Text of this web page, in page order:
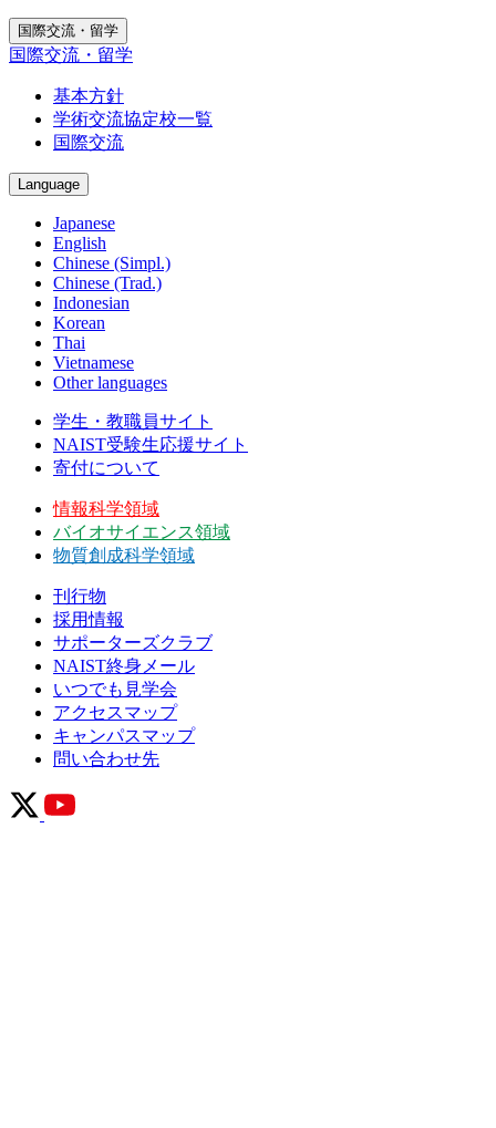
国際交流・留学
国際交流・留学
基本方針
学術交流協定校一覧
国際交流
Language
Japanese
English
Chinese (Simpl.)
Chinese (Trad.)
Indonesian
Korean
Thai
Vietnamese
Other languages
学生・教職員サイト
NAIST受験生応援サイト
寄付について
情報科学領域
バイオサイエンス領域
物質創成科学領域
刊行物
採用情報
サポーターズクラブ
NAIST終身メール
いつでも見学会
アクセスマップ
キャンパスマップ
問い合わせ先